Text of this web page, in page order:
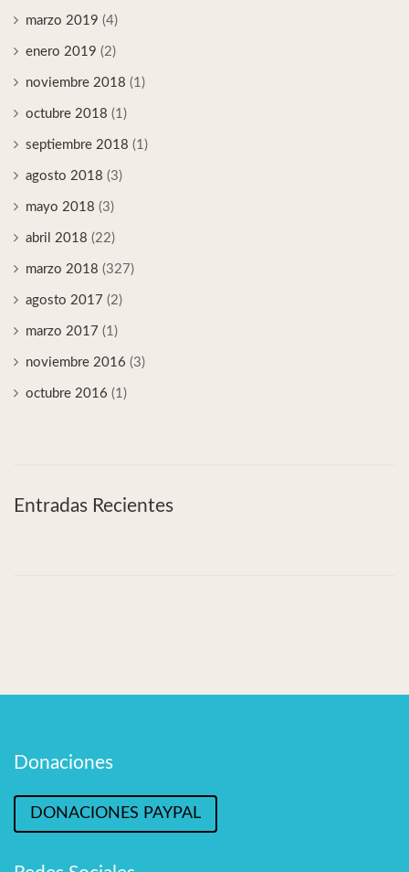
marzo 2019 (4)
enero 2019 (2)
noviembre 2018 (1)
octubre 2018 (1)
septiembre 2018 (1)
agosto 2018 (3)
mayo 2018 (3)
abril 2018 (22)
marzo 2018 (327)
agosto 2017 (2)
marzo 2017 (1)
noviembre 2016 (3)
octubre 2016 (1)
Entradas Recientes
Donaciones
DONACIONES PAYPAL